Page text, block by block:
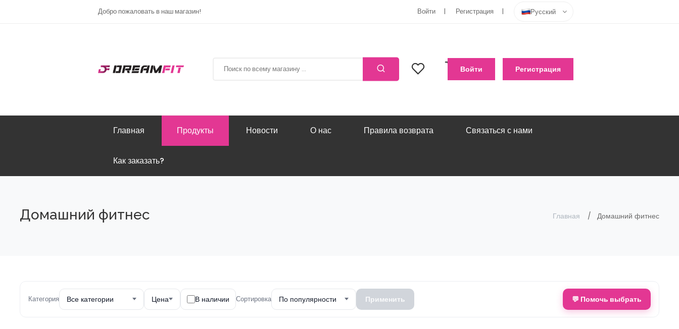
Добро пожаловать в наш магазин! Войти Регистрация Русский
Войти Регистрация
Главная Продукты Новости О нас Правила возврата Связаться с нами
Как заказать?
Домашний фитнес Главная Домашний фитнес
Категория Все категории Цена В наличии Сортировка По популярности Применить 💬 Помочь выбрать